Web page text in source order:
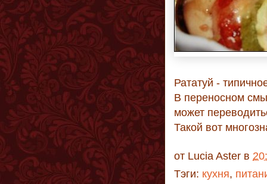
Рататуй -
В переносном
может
Такой вот
от Lucia Aster в
Тэги: кухня,